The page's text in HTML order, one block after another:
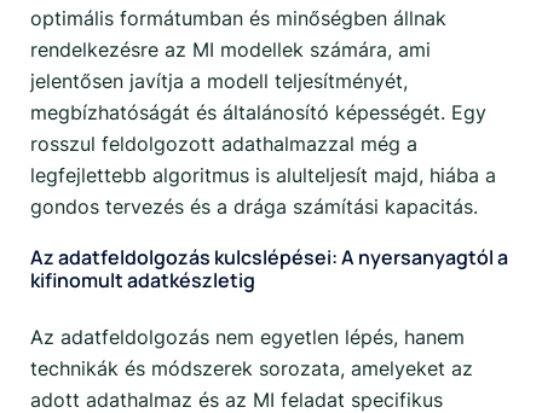
optimális formátumban és minőségben állnak
rendelkezésre az MI modellek számára, ami
jelentősen javítja a modell teljesítményét,
megbízhatóságát és általánosító képességét. Egy
rosszul feldolgozott adathalmazzal még a
legfejlettebb algoritmus is alulteljesít majd, hiába a
gondos tervezés és a drága számítási kapacitás.
Az adatfeldolgozás kulcslépései: A nyersanyagtól a
kifinomult adatkészletig
Az adatfeldolgozás nem egyetlen lépés, hanem
technikák és módszerek sorozata, amelyeket az
adott adathalmaz és az MI feladat specifikus